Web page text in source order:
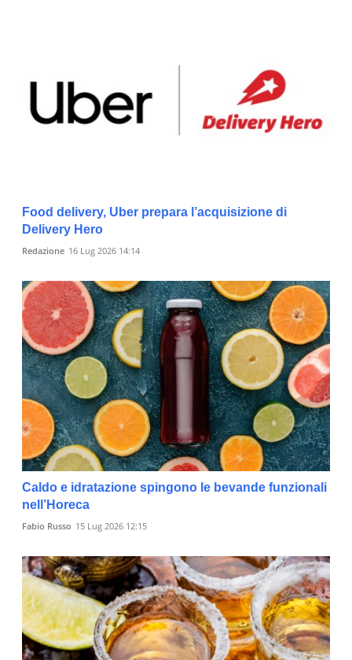
Food delivery, Uber prepara l’acquisizione di
Delivery Hero
Redazione 16 Lug 2026 14:14
Caldo e idratazione spingono le bevande funzionali
nell’Horeca
Fabio Russo 15 Lug 2026 12:15